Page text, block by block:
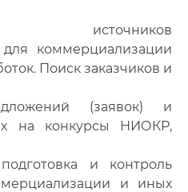
источников
коммерциализации
Поиск заказчиков и
(заявок) и
на конкурсы НИОКР,
и контроль
и иных